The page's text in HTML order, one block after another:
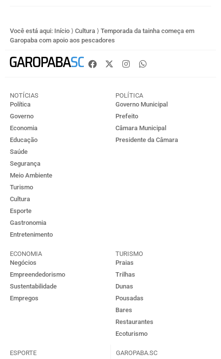
Você está aqui: Início ⟩ Cultura ⟩ Temporada da tainha começa em
Garopaba com apoio aos pescadores
NOTÍCIAS
Política
Governo
Economia
Educação
Saúde
Segurança
Meio Ambiente
Turismo
Cultura
Esporte
Gastronomia
Entretenimento
POLÍTICA
Governo Municipal
Prefeito
Câmara Municipal
Presidente da Câmara
ECONOMIA
Negócios
Empreendedorismo
Sustentabilidade
Empregos
TURISMO
Praias
Trilhas
Dunas
Pousadas
Bares
Restaurantes
Ecoturismo
ESPORTE
GAROPABA.SC